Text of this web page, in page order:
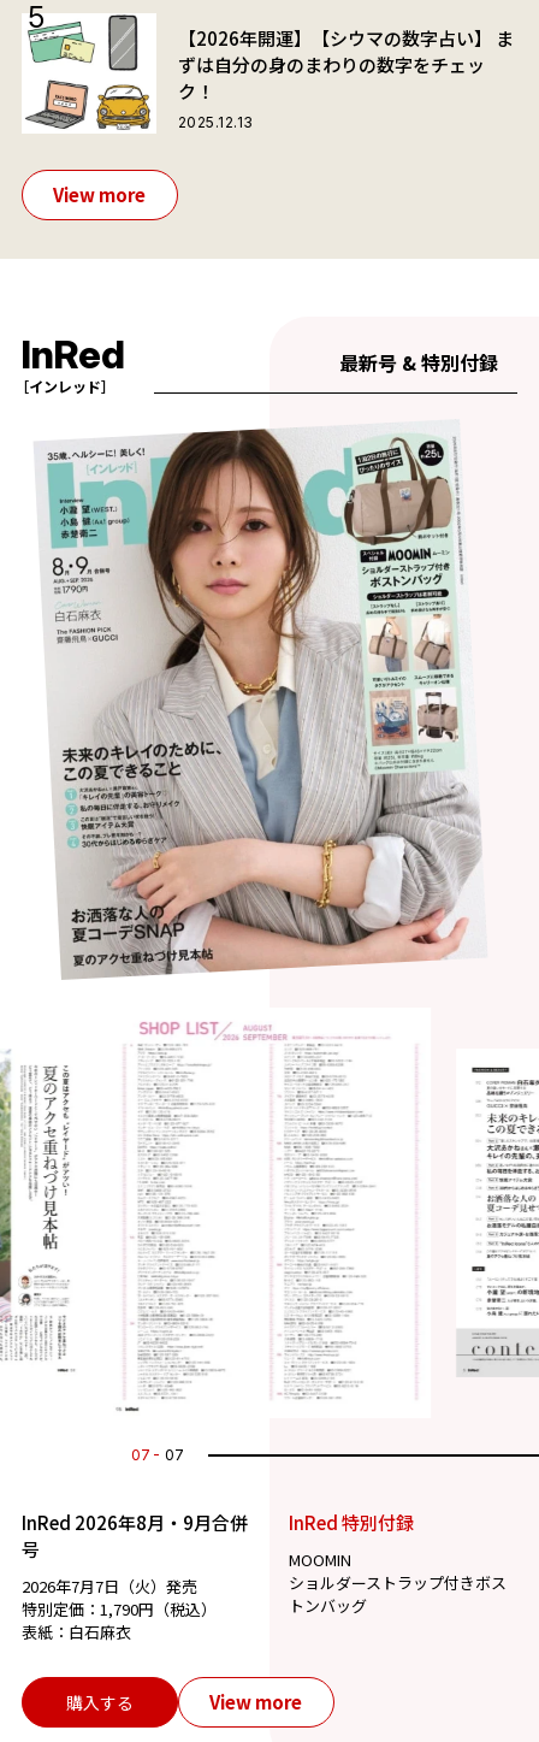
【2026年開運】【シウマの数字占い】 ま
ずは自分の身のまわりの数字をチェッ
ク！
2025.12.13
View more
InRed
［インレッド］
最新号 & 特別付録
07 07
InRed 2026年8月・9月合併
号
2026年7月7日（火）発売
特別定価：1,790円（税込）
表紙：白石麻衣
InRed 特別付録
MOOMIN
ショルダーストラップ付きボス
トンバッグ
購入する View more